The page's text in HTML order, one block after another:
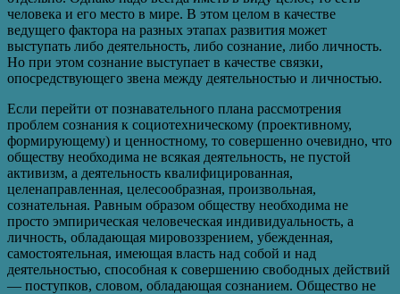
человека и его место в мире. В этом целом в качестве
ведущего фактора на разных этапах развития может
выступать либо деятельность, либо сознание, либо личность.
Но при этом сознание выступает в качестве связки,
опосредствующего звена между деятельностью и личностью.
Если перейти от познавательного плана рассмотрения
проблем сознания к социотехническому (проективному,
формирующему) и ценностному, то совершенно очевидно, что
обществу необходима не всякая деятельность, не пустой
активизм, а деятельность квалифицированная,
целенаправленная, целесообразная, произвольная,
сознательная. Равным образом обществу необходима не
просто эмпирическая человеческая индивидуальность, а
личность, обладающая мировоззрением, убежденная,
самостоятельная, имеющая власть над собой и над
деятельностью, способная к совершению свободных действий
— поступков, словом, обладающая сознанием. Общество не